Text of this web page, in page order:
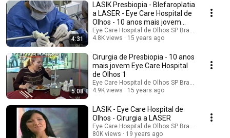
4:31
LASIK Presbiopia - Blefaroplatia
a LASER - Eye Care Hospital de
Olhos - 10 anos mais jovem
SBT
Eye Care Hospital de Olhos SP Brasil
4.8K views
15 years ago
5:08
Cirurgia de Presbiopia - 10 anos
mais jovem Eye Care Hospital
de Olhos 1
Eye Care Hospital de Olhos SP Brasil
4.9K views
15 years ago
LASIK - Eye Care Hospital de
Olhos - Cirurgia a LASER
Eye Care Hospital de Olhos SP Brasil
80K views
19 years ago